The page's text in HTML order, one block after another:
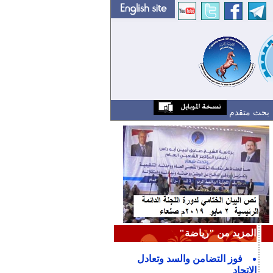
بحث متقدم
المزيد من "رياضة"
فوز التضامن والسد وتعادل
الاتحاد